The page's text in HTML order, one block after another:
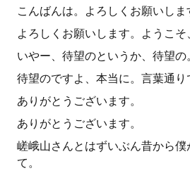
こんばんは。よろしくお願いしま
よろしくお願いします。ようこそ
いやー、待望のというか、待望の
待望のですよ、本当に。言葉通り
ありがとうございます。
ありがとうございます。
嵯峨山さんとはずいぶん昔から
て。